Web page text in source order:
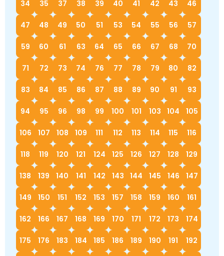
34 35 37 38 39 40 41 42 43 46
47 48 49 50 51 53 54 55 56 57
59 60 61 63 64 65 66 67 68 70
71 72 73 74 76 77 78 79 80 82
83 84 85 86 87 88 89 90 91 93
94 95 96 98 99 100 101 103 104 105
106 107 108 109 111 112 113 114 115 116
118 119 120 121 124 125 126 127 128 129
138 139 140 141 142 143 144 145 146 147
149 150 151 152 153 157 158 159 160 161
162 166 167 168 169 170 171 172 173 174
175 176 183 184 185 186 189 190 191 192